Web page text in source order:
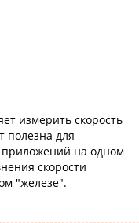
измерить скорость
полезна для
приложений на одном
скорости
"железе".